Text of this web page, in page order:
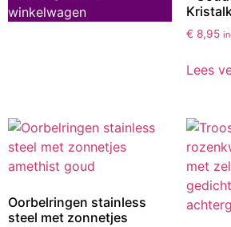
winkelwagen
€ 8,95
Lees
Oorbelringen stainless
steel met zonnetjes